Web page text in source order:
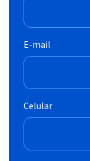
E-mail
Celular